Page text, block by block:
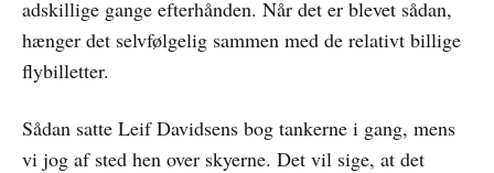
adskillige gange efterhånden. Når det er blevet sådan,
hænger det selvfølgelig sammen med de relativt billige
flybilletter.
Sådan satte Leif Davidsens bog tankerne i gang, mens
vi jog af sted hen over skyerne. Det vil sige, at det